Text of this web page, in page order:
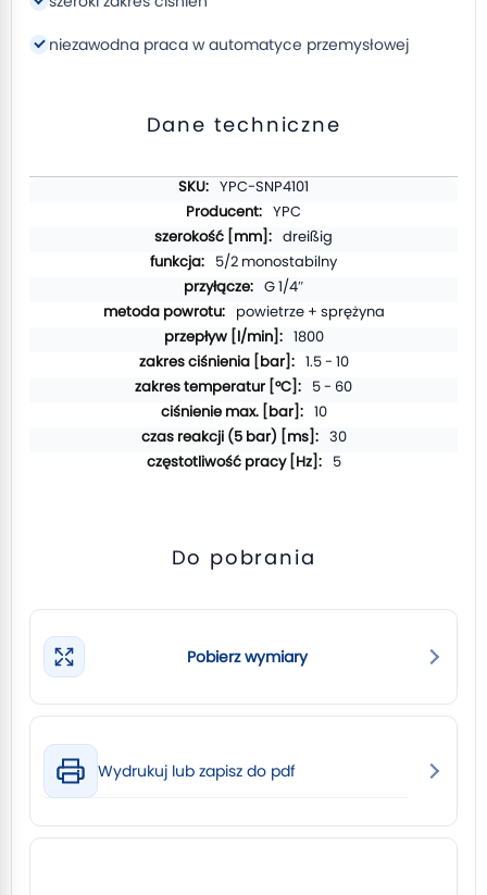
niezawodna praca w automatyce przemysłowej
Dane techniczne
YPC-SNP4101
YPC
dreißig
5/2 monostabilny
G 1/4″
powietrze + sprężyna
1800
1.5 - 10
5 - 60
10
30
5
Do pobrania
Pobierz wymiary
Wydrukuj lub zapisz do pdf